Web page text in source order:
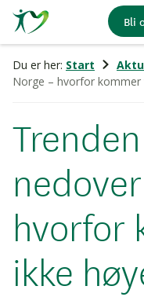
Stiftelsen
Organdonasjon
Bli
Du er her: Start
Norge – hvorfor kommer
hvorfor
ikke